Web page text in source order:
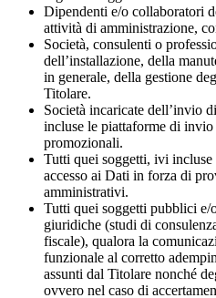
Dipendenti e/o collaboratori
attività di amministrazione,
Società, consulenti o
dell’installazione, della
in generale, della gestione
Titolare.
Società incaricate dell’invio
incluse le piattaforme di invio
promozionali.
Tutti quei soggetti, ivi
accesso ai Dati in forza di
amministrativi.
Tutti quei soggetti pubblici e/
giuridiche (studi di
fiscale), qualora la
funzionale al corretto
assunti dal Titolare nonché
ovvero nel caso di